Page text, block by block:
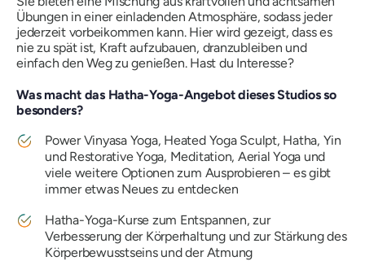
Übungen in einer einladenden Atmosphäre, sodass jeder
jederzeit vorbeikommen kann. Hier wird gezeigt, dass es
nie zu spät ist, Kraft aufzubauen, dranzubleiben und
einfach den Weg zu genießen. Hast du Interesse?
Was macht das Hatha-Yoga-Angebot dieses Studios so
besonders?
Power Vinyasa Yoga, Heated Yoga Sculpt, Hatha, Yin
und Restorative Yoga, Meditation, Aerial Yoga und
viele weitere Optionen zum Ausprobieren – es gibt
immer etwas Neues zu entdecken
Hatha-Yoga-Kurse zum Entspannen, zur
Verbesserung der Körperhaltung und zur Stärkung des
Körperbewusstseins und der Atmung